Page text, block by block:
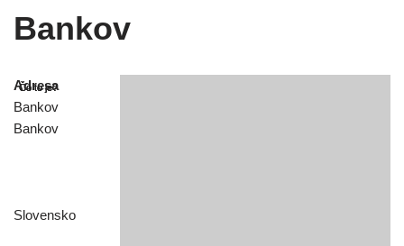
Bankov
Adresa
Bankov
Bankov
Slovensko